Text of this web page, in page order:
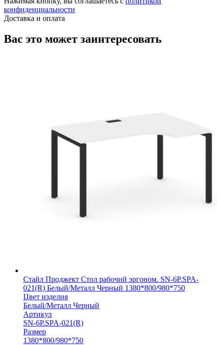
конфиденциальности
Доставка и оплата
Вас это может заинтересовать
Стайл Проджект Стол рабочий эргоном. SN-6P.SPA-
021(R) Белый/Металл Черный 1380*800/980*750
Цвет изделия
Белый/Металл Черный
Артикул
SN-6P.SPA-021(R)
Размер
1380*800/980*750